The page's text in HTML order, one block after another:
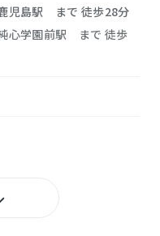
児島駅 まで 徒歩28分
心学園前駅 まで 徒歩